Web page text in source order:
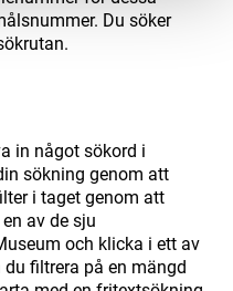
Du söker
in något sökord i
sökning genom att
i taget genom att
av de sju
och klicka i ett av
filtrera på en mängd